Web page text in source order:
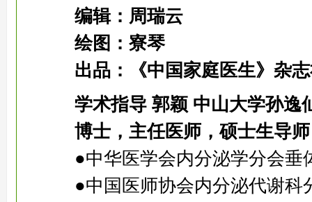
编辑：周瑞云
绘图：寮琴
出品：《中国家庭医生》杂志
学术指导 郭颖 中山大学孙逸
博士，主任医师，硕士生导师
●中华医学会内分泌学分会垂
●中国医师协会内分泌代谢科